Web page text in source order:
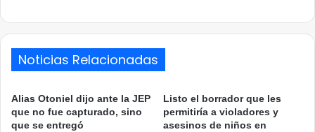
Noticias Relacionadas
Alias Otoniel dijo ante la JEP
que no fue capturado, sino
que se entregó
Listo el borrador que les
permitiría a violadores y
asesinos de niños en